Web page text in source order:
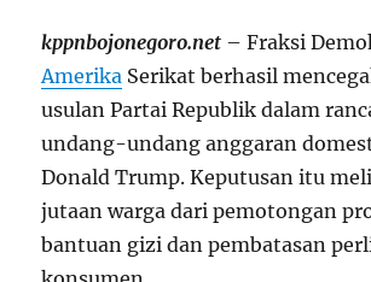
kppnbojonegoro.net – Fraksi
Amerika Serikat berhasil
usulan Partai Republik dalam
undang-undang anggaran
Donald Trump. Keputusan itu
jutaan warga dari pemotongan
bantuan gizi dan pembatasan